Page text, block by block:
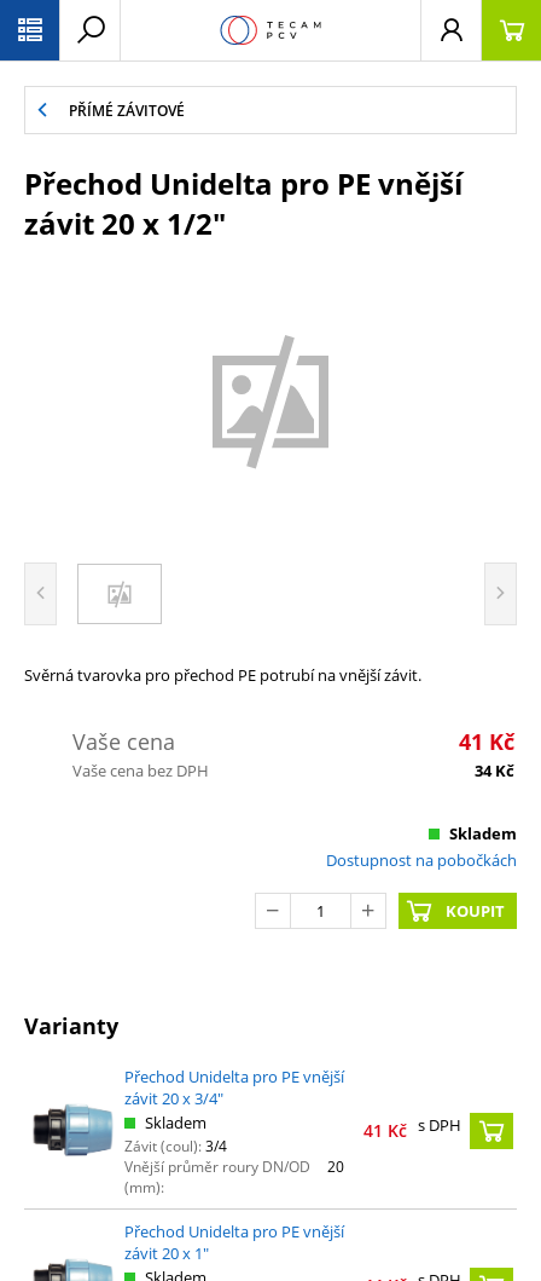
PŘÍMÉ ZÁVITOVÉ
Přechod Unidelta pro PE vnější
závit 20 x 1/2"
Svěrná tvarovka pro přechod PE potrubí na vnější závit.
Vaše cena 41 Kč
Vaše cena bez DPH 34Kč
Skladem
Dostupnost na pobočkách
KOUPIT
Varianty
Přechod Unidelta pro PE vnější
závit 20 x 3/4"
Skladem
Závit (coul):3/4
Vnější průměr roury DN/OD
(mm):
20
41 Kč s DPH
Přechod Unidelta pro PE vnější
závit 20 x 1"